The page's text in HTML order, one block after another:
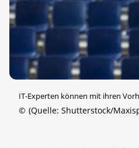
IT-Experten können mit ihren
© (Quelle: Shutterstock/